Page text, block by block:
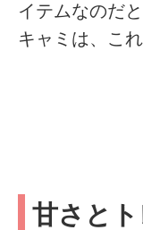
イテムなのだ
キャミは、こ
甘さと